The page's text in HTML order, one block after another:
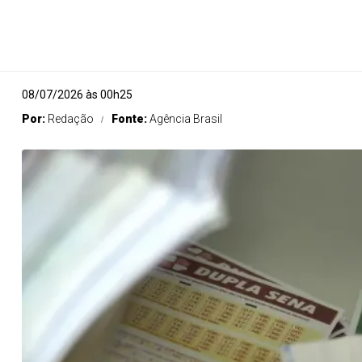
08/07/2026 às 00h25
Por: Redação Fonte:Agência Brasil